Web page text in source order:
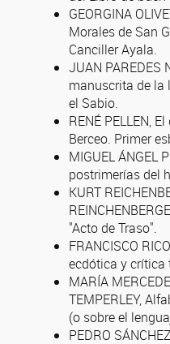
GEORGINA
Morales de San
Canciller Ayala.
JUAN PAREDES
manuscrita de la
el Sabio.
RENÉ PELLEN,
Berceo. Primer
MIGUEL ÁNGEL
postrimerías del
KURT
"Acto de Traso".
FRANCISCO
ecdótica y crítica
MARÍA
TEMPERLEY,
(o sobre el
PEDRO